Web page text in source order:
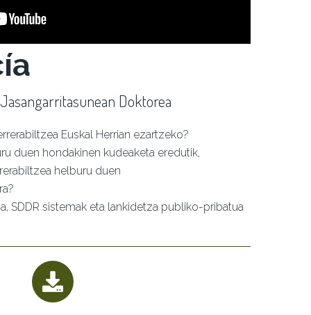
Doktorea
Euskal Herrian ezartzeko?
duen hondakinen kudeaketa eredutik,
helburu duen
SDDR sistemak eta lankidetza publiko-pribatua